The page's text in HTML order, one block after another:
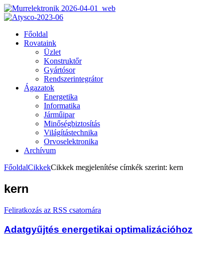
Főoldal
Rovataink
Üzlet
Konstruktőr
Gyártósor
Rendszerintegrátor
Ágazatok
Energetika
Informatika
Járműipar
Minőségbiztosítás
Világítástechnika
Orvoselektronika
Archívum
FőoldalCikkekCikkek megjelenítése címkék szerint: kern
kern
Feliratkozás az RSS csatornára
Adatgyűjtés energetikai optimalizációhoz